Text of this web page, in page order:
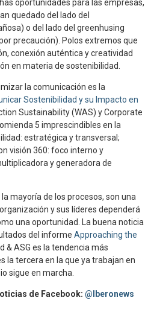
oportunidades para las empresas,
quedado del lado del
o del lado del greenhusing
precaución). Polos extremos que
conexión auténtica y creatividad
en materia de sostenibilidad.
la comunicación es la
Sostenibilidad y su Impacto en
Sustainability (WAS) y Corporate
5 imprescindibles en la
estratégica y transversal;
visión 360: foco interno y
y generadora de
la mayoría de los procesos, son una
y sus líderes dependerá
una oportunidad. La buena noticia
del informe Approaching the
& ASG es la tendencia más
la tercera en la que ya trabajan en
sigue en marcha.
de Facebook: @Iberonews